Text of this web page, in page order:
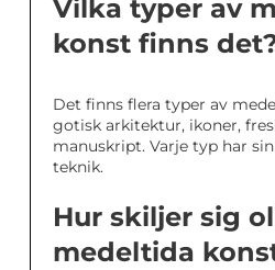
Vilka typer av
konst finns
Det finns flera typer av
gotisk arkitektur, ikoner,
manuskript. Varje typ har
teknik.
Hur skiljer sig
medeltida